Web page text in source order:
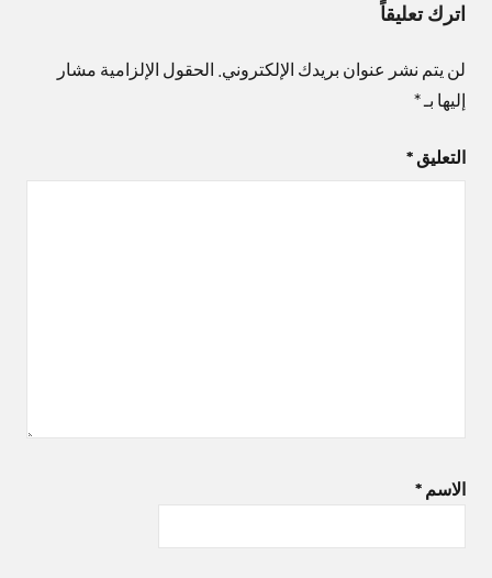
اترك تعليقاً
لن يتم نشر عنوان بريدك الإلكتروني. الحقول الإلزامية مشار
إليها بـ*
التعليق *
الاسم *